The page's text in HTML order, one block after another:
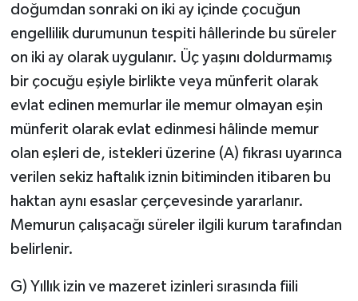
doğumdan sonraki on iki ay içinde çocuğun
engellilik durumunun tespiti hâllerinde bu süreler
on iki ay olarak uygulanır. Üç yaşını doldurmamış
bir çocuğu eşiyle birlikte veya münferit olarak
evlat edinen memurlar ile memur olmayan eşin
münferit olarak evlat edinmesi hâlinde memur
olan eşleri de, istekleri üzerine (A) fıkrası uyarınca
verilen sekiz haftalık iznin bitiminden itibaren bu
haktan aynı esaslar çerçevesinde yararlanır.
Memurun çalışacağı süreler ilgili kurum tarafından
belirlenir.
G) Yıllık izin ve mazeret izinleri sırasında fiili